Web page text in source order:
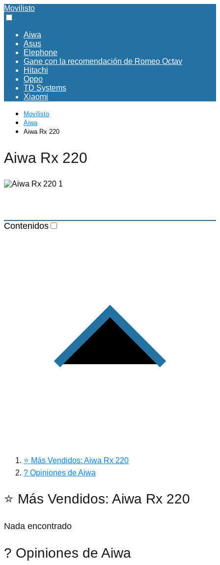
Movilisto
Aiwa
Asus
Elephone
Gane con la recomendación de Romeo Octav
Hitachi
Oppo
TD Systems
Xiaomi
Movilisto
Aiwa
Aiwa Rx 220
Aiwa Rx 220
Contenidos
⭐ Más Vendidos: Aiwa Rx 220
? Opiniones de Aiwa
⭐ Más Vendidos: Aiwa Rx 220
Nada encontrado
? Opiniones de Aiwa